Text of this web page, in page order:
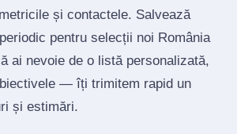
și contactele. Salvează
pentru selecții noi România
ai nevoie de o listă personalizată,
— îți trimitem rapid un
și estimări.